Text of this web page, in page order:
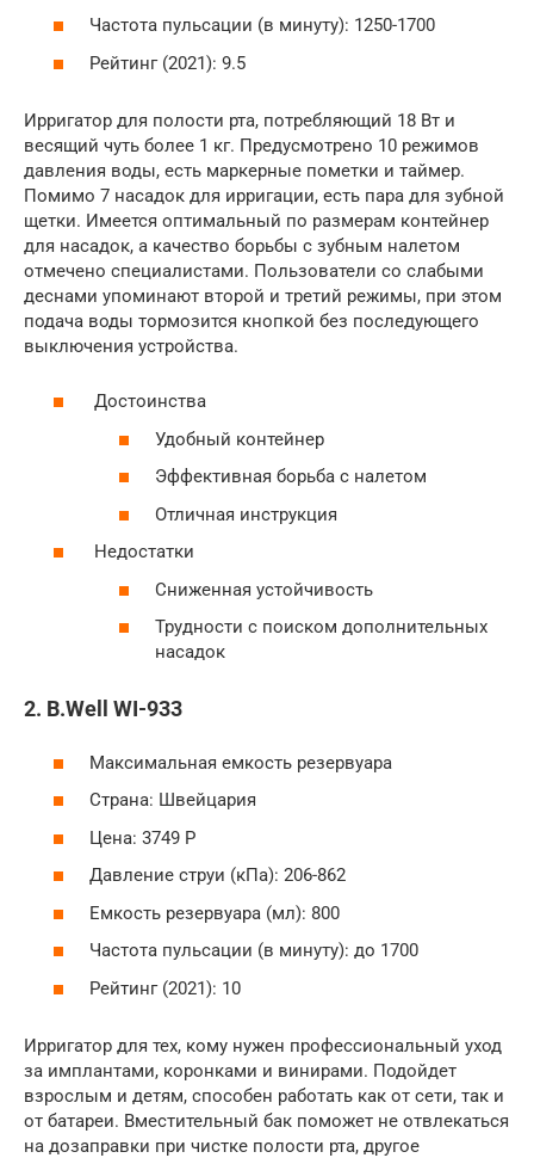
Частота пульсации (в минуту): 1250-1700
Рейтинг (2021): 9.5
Ирригатор для полости рта, потребляющий 18 Вт и
весящий чуть более 1 кг. Предусмотрено 10 режимов
давления воды, есть маркерные пометки и таймер.
Помимо 7 насадок для ирригации, есть пара для зубной
щетки. Имеется оптимальный по размерам контейнер
для насадок, а качество борьбы с зубным налетом
отмечено специалистами. Пользователи со слабыми
деснами упоминают второй и третий режимы, при этом
подача воды тормозится кнопкой без последующего
выключения устройства.
Достоинства
Удобный контейнер
Эффективная борьба с налетом
Отличная инструкция
Недостатки
Сниженная устойчивость
Трудности с поиском дополнительных
насадок
2. B.Well WI-933
Максимальная емкость резервуара
Страна: Швейцария
Цена: 3749 Р
Давление струи (кПа): 206-862
Емкость резервуара (мл): 800
Частота пульсации (в минуту): до 1700
Рейтинг (2021): 10
Ирригатор для тех, кому нужен профессиональный уход
за имплантами, коронками и винирами. Подойдет
взрослым и детям, способен работать как от сети, так и
от батареи. Вместительный бак поможет не отвлекаться
на дозаправки при чистке полости рта, другое